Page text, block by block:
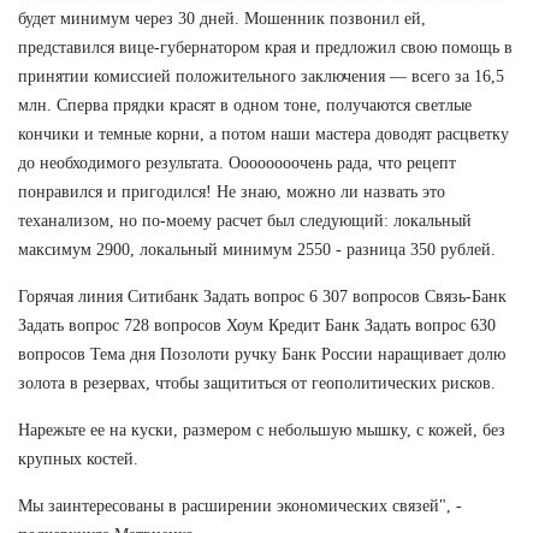
будет минимум через 30 дней. Мошенник позвонил ей,
представился вице-губернатором края и предложил свою помощь в
принятии комиссией положительного заключения — всего за 16,5
млн. Сперва прядки красят в одном тоне, получаются светлые
кончики и темные корни, а потом наши мастера доводят расцветку
до необходимого результата. Оооооооочень рада, что рецепт
понравился и пригодился! Не знаю, можно ли назвать это
теханализом, но по-моему расчет был следующий: локальный
максимум 2900, локальный минимум 2550 - разница 350 рублей.
Горячая линия Ситибанк Задать вопрос 6 307 вопросов Связь-Банк
Задать вопрос 728 вопросов Хоум Кредит Банк Задать вопрос 630
вопросов Тема дня Позолоти ручку Банк России наращивает долю
золота в резервах, чтобы защититься от геополитических рисков.
Нарежьте ее на куски, размером с небольшую мышку, с кожей, без
крупных костей.
Мы заинтересованы в расширении экономических связей", -